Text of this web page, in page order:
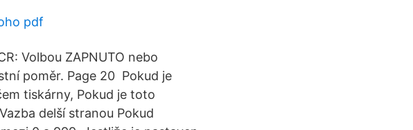
pdf
Volbou ZAPNUTO nebo
poměr. Page 20 Pokud je
tiskárny, Pokud je toto
delší stranou Pokud